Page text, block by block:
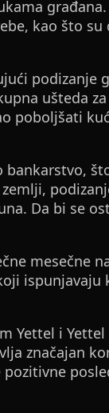
kao što
podizanje
ušteda
poboljšati
Da bi se
mesečne
Yettel i
značajan